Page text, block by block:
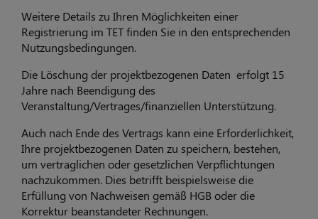
Weitere Details zu Ihren Möglichkeiten einer
Registrierung im TET finden Sie in den entsprechenden
Nutzungsbedingungen.
Die Löschung der projektbezogenen Daten erfolgt 15
Jahre nach Beendigung des
Veranstaltung/Vertrages/finanziellen Unterstützung.
Auch nach Ende des Vertrags kann eine Erforderlichkeit,
Ihre projektbezogenen Daten zu speichern, bestehen,
um vertraglichen oder gesetzlichen Verpflichtungen
nachzukommen. Dies betrifft beispielsweise die
Erfüllung von Nachweisen gemäß HGB oder die
Korrektur beanstandeter Rechnungen.